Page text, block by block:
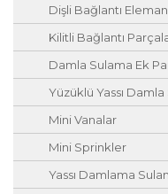
Dişli Bağlantı
Kilitli Bağlantı
Damla Sulama Ek
Yüzüklü Yassı
Mini Vanalar
Mini Sprinkler
Yassı Damlama